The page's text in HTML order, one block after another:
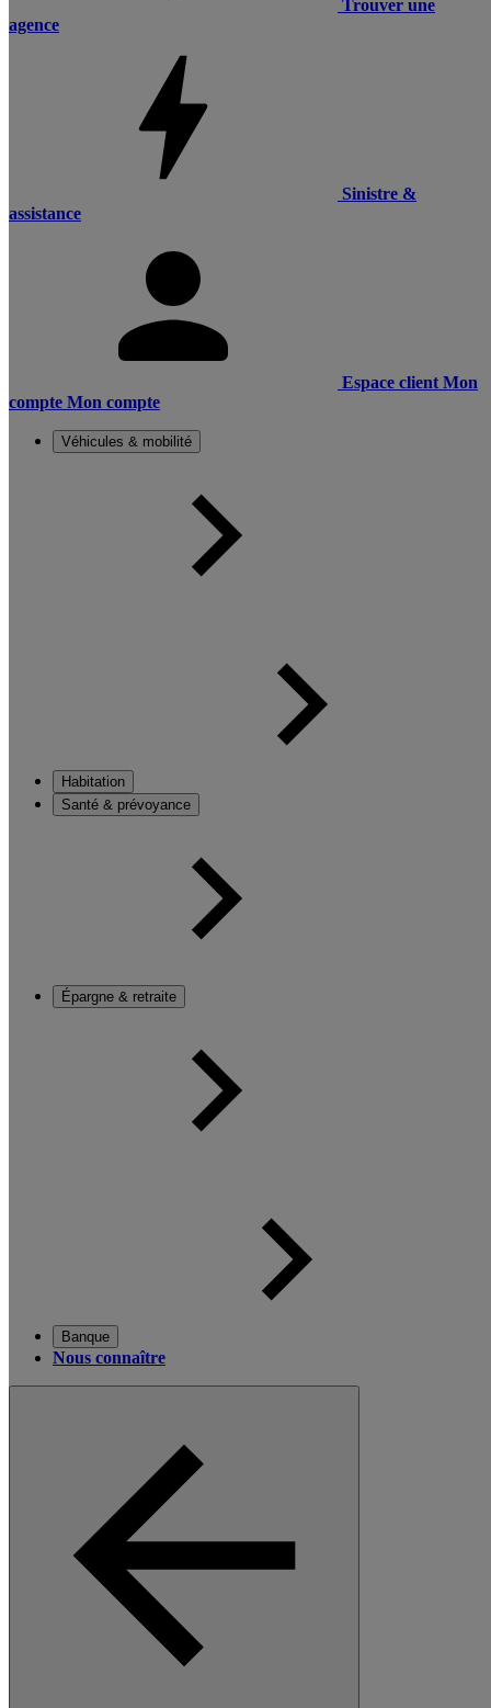
Trouver une
agence
Sinistre &
assistance
Espace client Mon
compte Mon compte
Véhicules & mobilité
Habitation
Santé & prévoyance
Épargne & retraite
Banque
Nous connaître